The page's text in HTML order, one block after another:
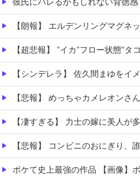
彼氏にバレるかもしれない背徳感
【朗報】 エルデンリングマグネ
【超悲報】 ”イカ”フロー状態”タ
【シンデレラ】 佐久間まゆをイメージした超
【悲報】 めっちゃカメレオンさん、早速パ
【凄すぎる】 力士の嫁に美人が多
【悲報】 コンビニのおにぎり、
ボケて史上最強の作品 【画像】ボケて史上